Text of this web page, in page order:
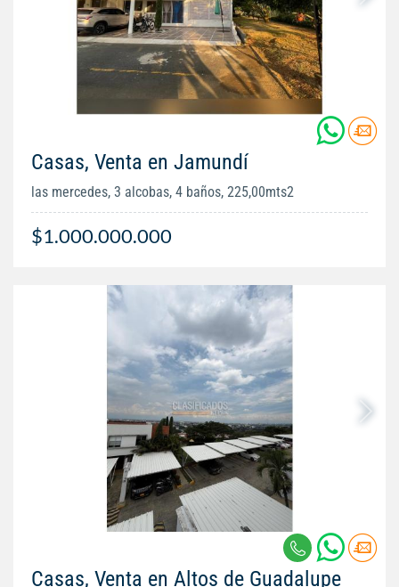
Casas, Venta en Jamundí
las mercedes, 3 alcobas, 4 baños, 225,00mts2
$1.000.000.000
Casas, Venta en Altos de Guadalupe